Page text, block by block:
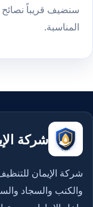
سنضيف قريباً
المناسبة.
شركة
شركة الإيمان
والكنب والسجاد